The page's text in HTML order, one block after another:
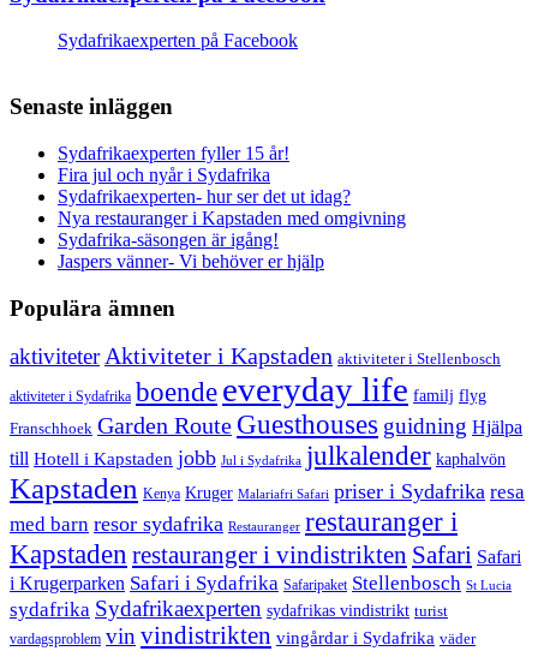
Sydafrikaexperten på Facebook
Senaste inläggen
Sydafrikaexperten fyller 15 år!
Fira jul och nyår i Sydafrika
Sydafrikaexperten- hur ser det ut idag?
Nya restauranger i Kapstaden med omgivning
Sydafrika-säsongen är igång!
Jaspers vänner- Vi behöver er hjälp
Populära ämnen
aktiviteterAktiviteter i Kapstaden aktiviteter i Stellenbosch
aktiviteter i Sydafrika boende everyday life familj flyg
Franschhoek Garden Route Guesthouses guidning Hjälpa
till Hotell i Kapstaden jobb Jul i Sydafrika julkalender kaphalvön
Kapstaden Kenya Kruger Malariafri Safari priser i Sydafrika resa
med barn resor sydafrika Restauranger restauranger i
Kapstaden restauranger i vindistrikten Safari Safari
i Krugerparken Safari i Sydafrika Safaripaket Stellenbosch St Lucia
sydafrika Sydafrikaexperten sydafrikas vindistrikt turist
vardagsproblem vinvindistrikten vingårdar i Sydafrika väder